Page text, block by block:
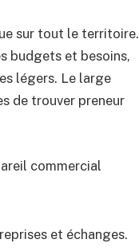
sur tout le territoire.
budgets et besoins,
légers. Le large
de trouver preneur
commercial
et échanges.